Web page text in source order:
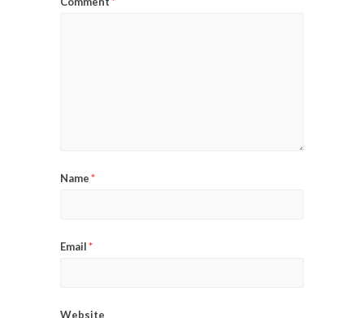
Name*
Email*
Website